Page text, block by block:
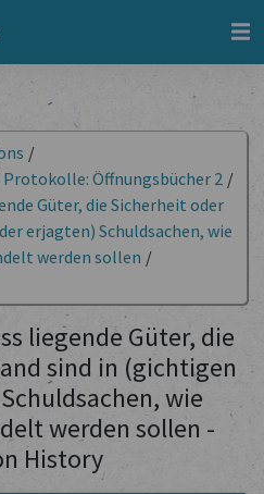
/
Protokolle: Öffnungsbücher 2 /
Güter, die Sicherheit oder
erjagten) Schuldsachen, wie
werden sollen /
liegende Güter, die
sind in (gichtigen
wie
werden sollen -
History